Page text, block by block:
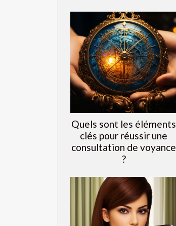
Quels sont les éléments
clés pour réussir une
consultation de voyance
?